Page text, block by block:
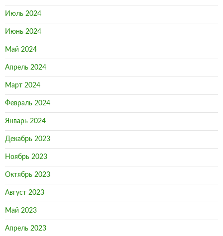
Июль 2024
Июнь 2024
Май 2024
Апрель 2024
Март 2024
Февраль 2024
Январь 2024
Декабрь 2023
Ноябрь 2023
Октябрь 2023
Август 2023
Май 2023
Апрель 2023